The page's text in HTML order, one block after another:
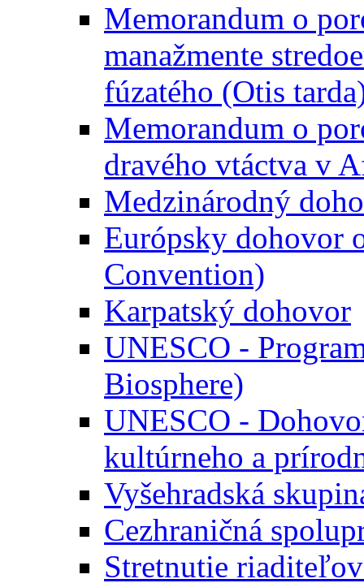
Memorandum o
manažmente
fúzatého (Otis
Memorandum o
dravého vtáctva v
Medzinárodný
Európsky dohovor
Convention)
Karpatský dohovor
UNESCO -
Biosphere)
UNESCO -
kultúrneho a
Vyšehradská
Cezhraničná
Stretnutie